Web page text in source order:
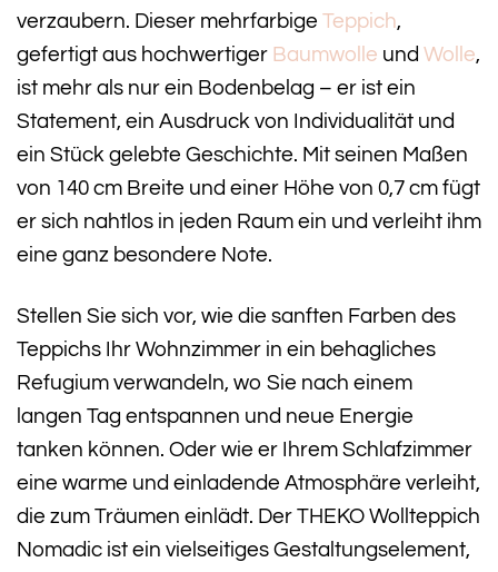
verzaubern. Dieser mehrfarbige Teppich,
gefertigt aus hochwertiger Baumwolle und Wolle,
ist mehr als nur ein Bodenbelag – er ist ein
Statement, ein Ausdruck von Individualität und
ein Stück gelebte Geschichte. Mit seinen Maßen
von 140 cm Breite und einer Höhe von 0,7 cm fügt
er sich nahtlos in jeden Raum ein und verleiht ihm
eine ganz besondere Note.
Stellen Sie sich vor, wie die sanften Farben des
Teppichs Ihr Wohnzimmer in ein behagliches
Refugium verwandeln, wo Sie nach einem
langen Tag entspannen und neue Energie
tanken können. Oder wie er Ihrem Schlafzimmer
eine warme und einladende Atmosphäre verleiht,
die zum Träumen einlädt. Der THEKO Wollteppich
Nomadic ist ein vielseitiges Gestaltungselement,